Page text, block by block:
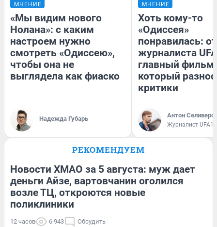
МНЕНИЕ
«Мы видим нового
Нолана»: с каким
настроем нужно
смотреть «Одиссею»,
чтобы она не
выглядела как фиаско
Надежда Губарь
МНЕНИЕ
Хоть кому-то
«Одиссея»
понравилась:
журналиста
главный фильм
который
критики
Антон
Журналист
РЕКОМЕНДУЕМ
Новости ХМАО за 5 августа: муж дает
деньги Айзе, вартовчанин оголился
возле ТЦ, откроются новые
поликлиники
12 часов 6 943 Обсудить